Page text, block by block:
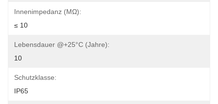
Innenimpedanz (mΩ):
≤ 10
Lebensdauer @+25°C (Jahre):
10
Schutzklasse:
IP65